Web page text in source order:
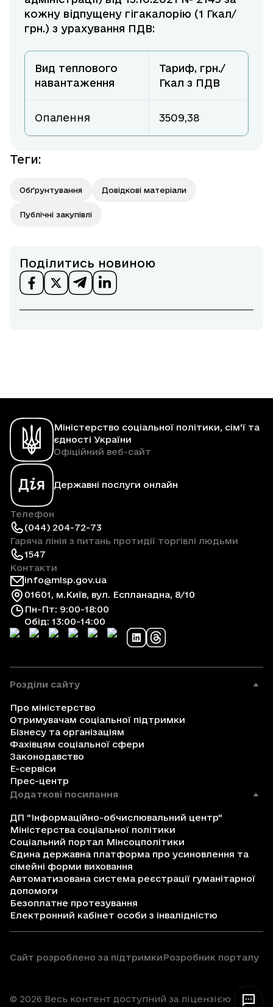
кожну відпущену гігакалорію (1 Гкал/
грн.) з урахування ПДВ:
Вид теплового
навантаження
Тариф, грн./
Гкал з ПДВ
Опалення 3509,38
Теги:
Обґрунтування Довідкові матеріали
Публічні закупівлі
Поділитись новиною
Міністерство соціальної політики, сім'ї та
єдності України
Офіційний веб-сайт
Державні послуги онлайн
Телефон
(044) 204-72-73
Гаряча лінія з питань протидії торгівлі людьми
1547
Контакти
info@mlsp.gov.ua
01601, м.Київ, вул. Еспланадна, 8/10
Пн-Пт: 9:00-18:00
Обід: 13:00-14:00
Розділи сайту
Про міністерство
Отримувачам соціальної підтримки
Бізнесу та організаціям
Фахівцям соціальної сфери
Законодавство
Е-сервіси
Прес-центр
Додаткові посилання
ДП "Інформаційно-обчислювальний центр"
Міністерства соціальної політики
Соціальний портал Мінсоцполітики
Єдина державна платформа про усиновлення та
сімейні форми виховання
Автоматизована система реєстрації гуманітарної
допомоги
Безоплатне протезування
Електронний кабінет особи з інвалідністю
Сайт розроблено за підтримкиРозробник порталу
© 2026 Весь контент доступний за ліцензією